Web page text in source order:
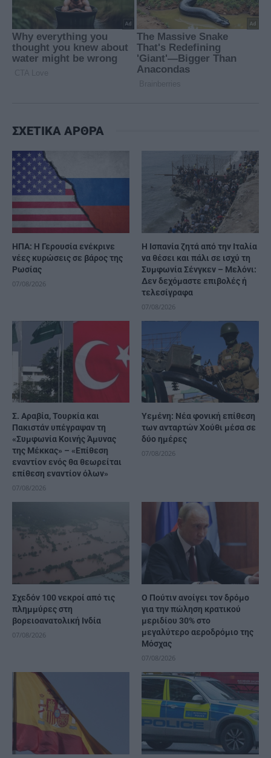
ΣΧΕΤΙΚΑ ΑΡΘΡΑ
ΗΠΑ: Η Γερουσία ενέκρινε
νέες κυρώσεις σε βάρος της
Ρωσίας
07/08/2026
H Ισπανία ζητά από την Ιταλία
να θέσει και πάλι σε ισχύ τη
Συμφωνία Σένγκεν – Μελόνι:
Δεν δεχόμαστε επιβολές ή
τελεσίγραφα
07/08/2026
Σ. Αραβία, Τουρκία και
Πακιστάν υπέγραψαν τη
«Συμφωνία Κοινής Άμυνας
της Μέκκας» – «Επίθεση
εναντίον ενός θα θεωρείται
επίθεση εναντίον όλων»
07/08/2026
Υεμένη: Νέα φονική επίθεση
των ανταρτών Χούθι μέσα σε
δύο ημέρες
07/08/2026
Σχεδόν 100 νεκροί από τις
πλημμύρες στη
βορειοανατολική Ινδία
07/08/2026
Ο Πούτιν ανοίγει τον δρόμο
για την πώληση κρατικού
μεριδίου 30% στο
μεγαλύτερο αεροδρόμιο της
Μόσχας
07/08/2026